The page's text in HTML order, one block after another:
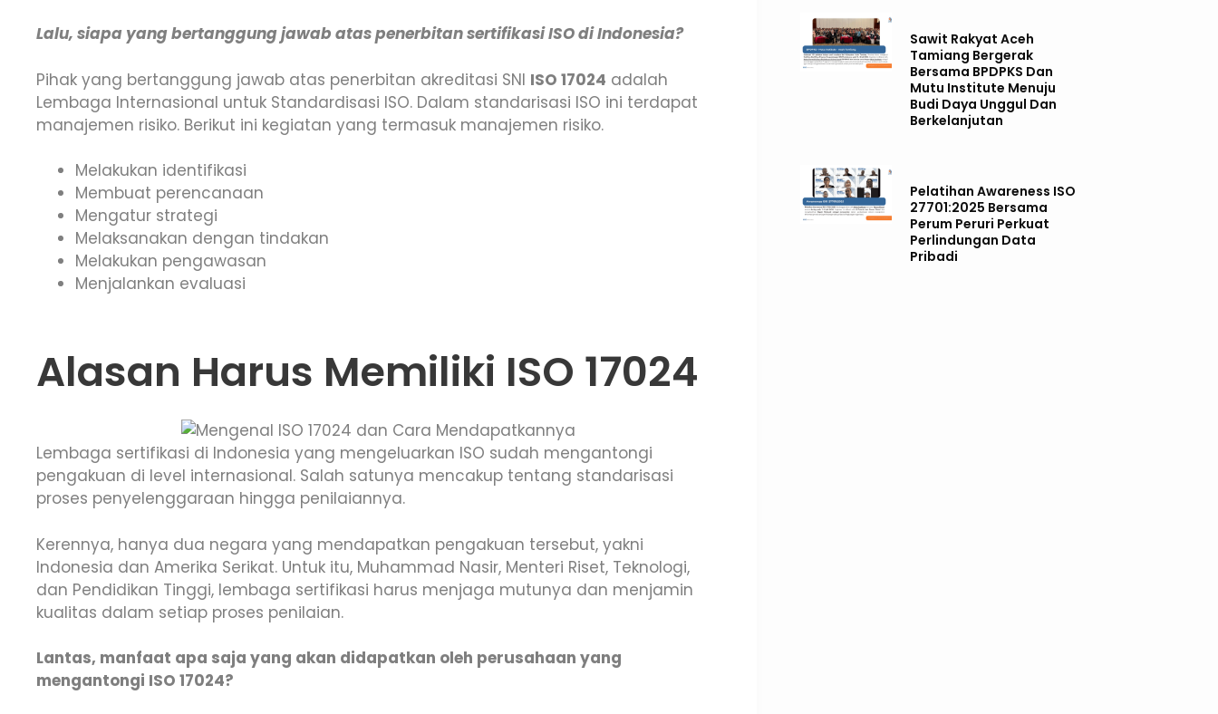
Lalu, siapa yang bertanggung jawab atas penerbitan sertifikasi ISO di Indonesia?
Pihak yang bertanggung jawab atas penerbitan akreditasi SNI ISO 17024 adalah
Lembaga Internasional untuk Standardisasi ISO. Dalam standarisasi ISO ini terdapat
manajemen risiko. Berikut ini kegiatan yang termasuk manajemen risiko.
Melakukan identifikasi
Membuat perencanaan
Mengatur strategi
Melaksanakan dengan tindakan
Melakukan pengawasan
Menjalankan evaluasi
Alasan Harus Memiliki ISO 17024
Lembaga sertifikasi di Indonesia yang mengeluarkan ISO sudah mengantongi
pengakuan di level internasional. Salah satunya mencakup tentang standarisasi
proses penyelenggaraan hingga penilaiannya.
Kerennya, hanya dua negara yang mendapatkan pengakuan tersebut, yakni
Indonesia dan Amerika Serikat. Untuk itu, Muhammad Nasir, Menteri Riset, Teknologi,
dan Pendidikan Tinggi, lembaga sertifikasi harus menjaga mutunya dan menjamin
kualitas dalam setiap proses penilaian.
Lantas, manfaat apa saja yang akan didapatkan oleh perusahaan yang
mengantongi ISO 17024?
Sawit Rakyat Aceh
Tamiang Bergerak
Bersama BPDPKS Dan
Mutu Institute Menuju
Budi Daya Unggul Dan
Berkelanjutan
Pelatihan Awareness ISO
27701:2025 Bersama
Perum Peruri Perkuat
Perlindungan Data
Pribadi